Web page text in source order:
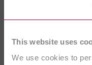
This website uses
We use cookies to